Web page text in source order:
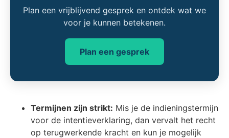
Plan een vrijblijvend gesprek en ontdek wat we
voor je kunnen betekenen.
Plan een gesprek
Termijnen zijn strikt: Mis je de indieningstermijn
voor de intentieverklaring, dan vervalt het recht
op terugwerkende kracht en kun je mogelijk